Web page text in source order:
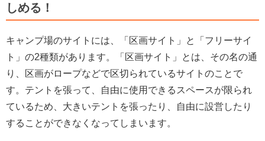
しめる！
キャンプ場のサイトには、「区画サイト」と「フリーサイ
ト」の2種類があります。「区画サイト」とは、その名の通
り、区画がロープなどで区切られているサイトのことで
す。テントを張って、自由に使用できるスペースが限られ
ているため、大きいテントを張ったり、自由に設営したり
することができなくなってしまいます。